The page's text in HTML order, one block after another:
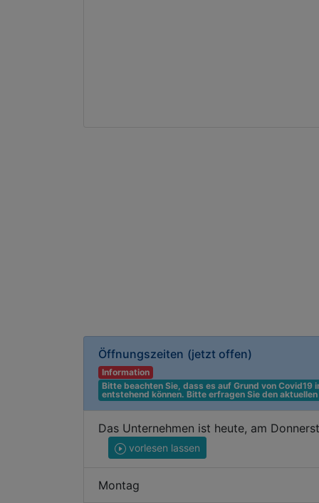
Öffnungszeiten (jetzt offen)
Information
Bitte beachten Sie, dass es auf Grund von
entstehend können. Bitte erfragen Sie den
Das Unternehmen ist heute, am
vorlesen lassen
Montag